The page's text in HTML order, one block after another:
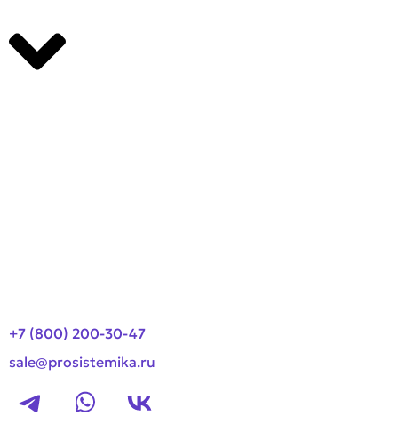
+7 (800) 200-30-47
sale@prosistemika.ru